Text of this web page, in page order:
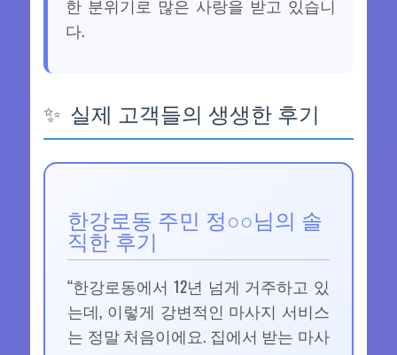
한 분위기로 많은 사랑을 받고 있습니
다.
실제 고객들의 생생한 후기
한강로동 주민 정○○님의 솔
직한 후기
“한강로동에서 12년 넘게 거주하고 있
는데, 이렇게 강변적인 마사지 서비스
는 정말 처음이에요. 집에서 받는 마사